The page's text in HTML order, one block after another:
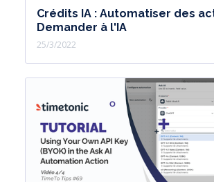
Crédits IA : Automatiser des
Demander à l'IA
25/3/2022